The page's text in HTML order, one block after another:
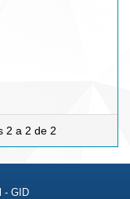
2 a 2 de 2
- GID